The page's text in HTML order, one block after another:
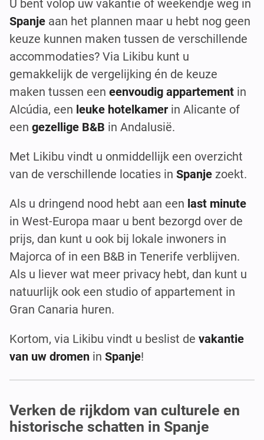
U bent volop uw vakantie of weekendje weg in
Spanje aan het plannen maar u hebt nog geen
keuze kunnen maken tussen de verschillende
accommodaties? Via Likibu kunt u
gemakkelijk de vergelijking én de keuze
maken tussen een eenvoudig appartement in
Alcúdia, een leuke hotelkamer in Alicante of
een gezellige B&B in Andalusië.
Met Likibu vindt u onmiddellijk een overzicht
van de verschillende locaties in Spanje zoekt.
Als u dringend nood hebt aan een last minute
in West-Europa maar u bent bezorgd over de
prijs, dan kunt u ook bij lokale inwoners in
Majorca of in een B&B in Tenerife verblijven.
Als u liever wat meer privacy hebt, dan kunt u
natuurlijk ook een studio of appartement in
Gran Canaria huren.
Kortom, via Likibu vindt u beslist de vakantie
van uw dromen in Spanje!
Verken de rijkdom van culturele en
historische schatten in Spanje